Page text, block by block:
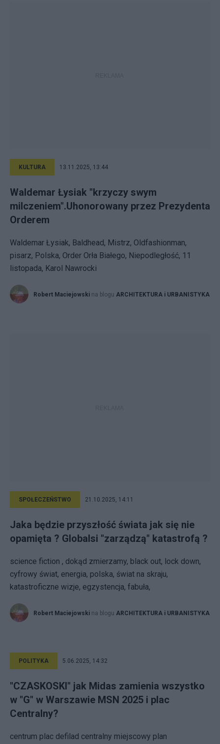
KULTURA 13.11.2025, 13:44
Waldemar Łysiak "krzyczy swym
milczeniem".Uhonorowany przez Prezydenta
Orderem
Waldemar Łysiak, Baldhead, Mistrz, Oldfashionman,
pisarz, Polska, Order Orła Białego, Niepodległość, 11
listopada, Karol Nawrocki
Robert Maciejowski na blogu ARCHITEKTURA i URBANISTYKA
SPOŁECZEŃSTWO 21.10.2025, 14:11
Jaka będzie przyszłość świata jak się nie
opamięta ? Globalsi "zarządzą" katastrofą ?
science fiction , dokąd zmierzamy, black out, lock down,
cyfrowy świat, energia, polska, świat na skraju,
katastroficzne wizje, egzystencja, fabuła,
Robert Maciejowski na blogu ARCHITEKTURA i URBANISTYKA
POLITYKA 5.06.2025, 14:32
"CZASKOSKI" jak Midas zamienia wszystko
w "G" w Warszawie MSN 2025 i plac
Centralny?
centrum plac defilad centralny miejscowy plan